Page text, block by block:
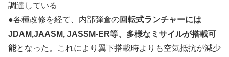
調達している
●各種改修を経て、内部弾倉の回転式ランチャーには
JDAM,JAASM, JASSM-ER等、多様なミサイルが搭載可
能となった。これにより翼下搭載時よりも空気抵抗が減少